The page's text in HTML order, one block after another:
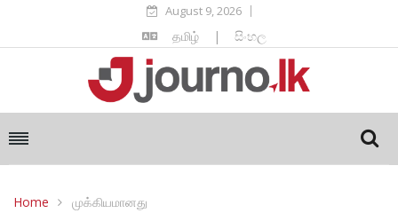
August 9, 2026
தமிழ் | සිංහල
Home முக்கியமானது